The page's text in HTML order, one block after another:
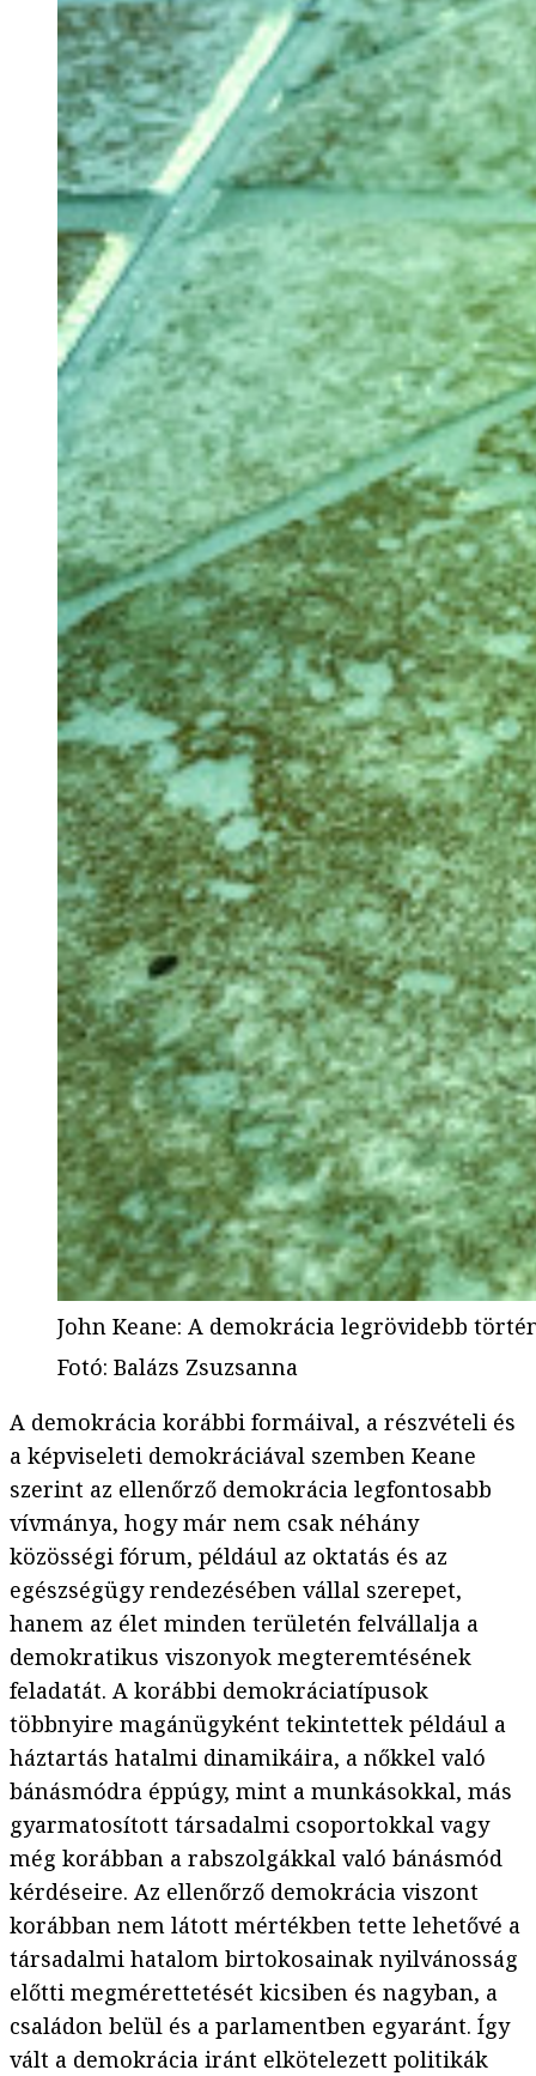
John Keane: A demokrácia legrövidebb
Fotó: Balázs Zsuzsanna
A demokrácia korábbi formáival, a részvételi és
a képviseleti demokráciával szemben Keane
szerint az ellenőrző demokrácia legfontosabb
vívmánya, hogy már nem csak néhány
közösségi fórum, például az oktatás és az
egészségügy rendezésében vállal szerepet,
hanem az élet minden területén felvállalja a
demokratikus viszonyok megteremtésének
feladatát. A korábbi demokráciatípusok
többnyire magánügyként tekintettek például a
háztartás hatalmi dinamikáira, a nőkkel való
bánásmódra éppúgy, mint a munkásokkal, más
gyarmatosított társadalmi csoportokkal vagy
még korábban a rabszolgákkal való bánásmód
kérdéseire. Az ellenőrző demokrácia viszont
korábban nem látott mértékben tette lehetővé a
társadalmi hatalom birtokosainak nyilvánosság
előtti megmérettetését kicsiben és nagyban, a
családon belül és a parlamentben egyaránt. Így
vált a demokrácia iránt elkötelezett politikák